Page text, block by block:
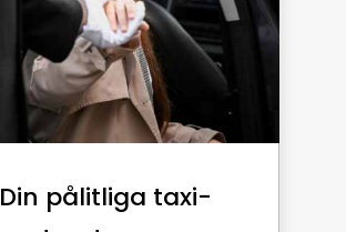
Din pålitliga taxi-